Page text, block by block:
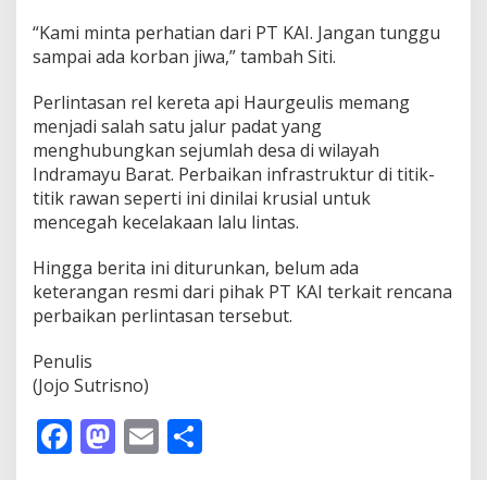
“Kami minta perhatian dari PT KAI. Jangan tunggu
sampai ada korban jiwa,” tambah Siti.
Perlintasan rel kereta api Haurgeulis memang
menjadi salah satu jalur padat yang
menghubungkan sejumlah desa di wilayah
Indramayu Barat. Perbaikan infrastruktur di titik-
titik rawan seperti ini dinilai krusial untuk
mencegah kecelakaan lalu lintas.
Hingga berita ini diturunkan, belum ada
keterangan resmi dari pihak PT KAI terkait rencana
perbaikan perlintasan tersebut.
Penulis
(Jojo Sutrisno)
F M E